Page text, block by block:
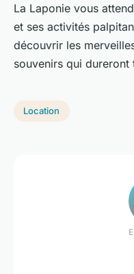
La Laponie vous
et ses activités
découvrir les
souvenirs qui
Location